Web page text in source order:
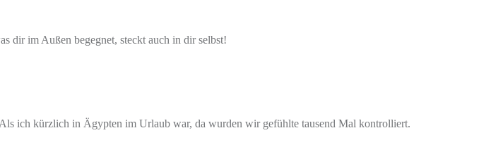
dir im Außen begegnet, steckt auch in dir selbst!
ich kürzlich in Ägypten im Urlaub war, da wurden wir gefühlte tausend Mal kontrolliert.